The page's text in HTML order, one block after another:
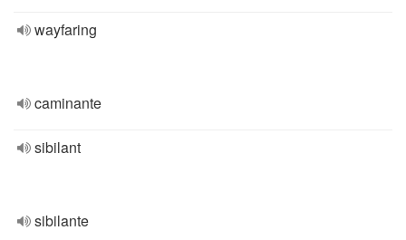
wayfaring
caminante
sibilant
sibilante